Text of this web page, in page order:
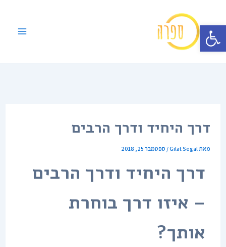
פתח סרגל נגישות
לתוכן
דרך היחיד ודרך הרבים
מאתGilat Segal
/ ספטמבר 25, 2018
דרך היחיד ודרך הרבים
– איזו דרך בוחרת
אותך?